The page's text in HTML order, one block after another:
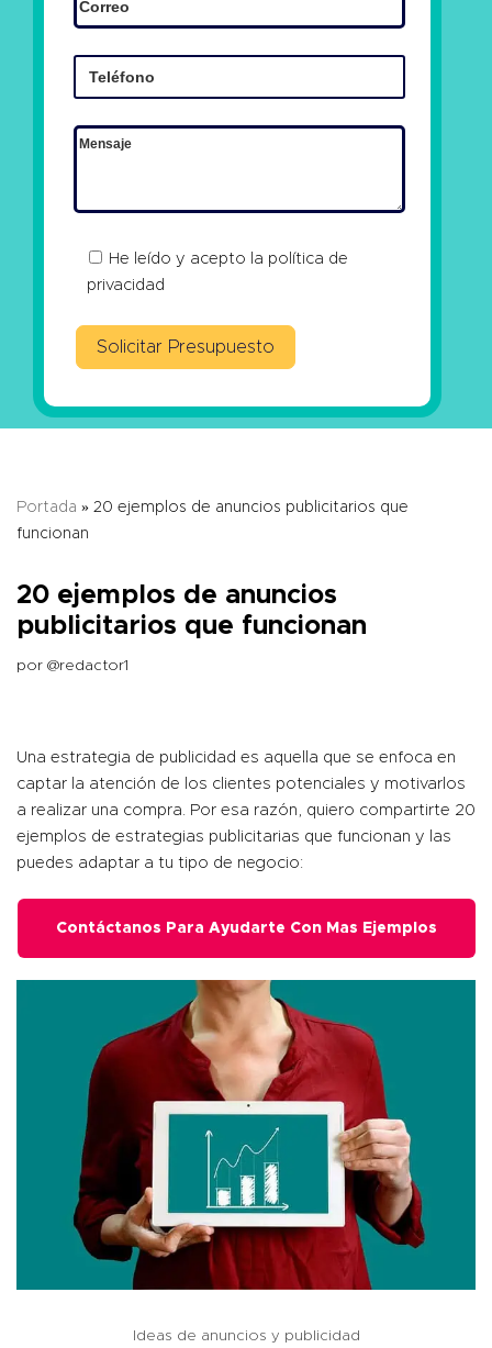
He leído y acepto la política de
privacidad
Portada » 20 ejemplos de anuncios publicitarios que
funcionan
20 ejemplos de anuncios
publicitarios que funcionan
por @redactor1
Una estrategia de publicidad es aquella que se enfoca en
captar la atención de los clientes potenciales y motivarlos
a realizar una compra. Por esa razón, quiero compartirte 20
ejemplos de estrategias publicitarias que funcionan y las
puedes adaptar a tu tipo de negocio:
Contáctanos Para Ayudarte Con Mas Ejemplos
Ideas de anuncios y publicidad